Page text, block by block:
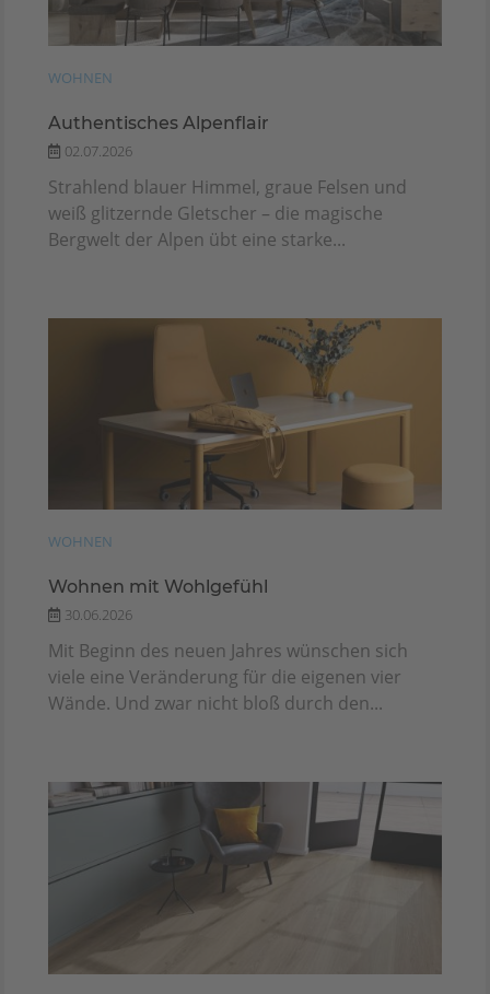
WOHNEN
Authentisches Alpenflair
02.07.2026
Strahlend blauer Himmel, graue Felsen und
weiß glitzernde Gletscher – die magische
Bergwelt der Alpen übt eine starke...
WOHNEN
Wohnen mit Wohlgefühl
30.06.2026
Mit Beginn des neuen Jahres wünschen sich
viele eine Veränderung für die eigenen vier
Wände. Und zwar nicht bloß durch den...